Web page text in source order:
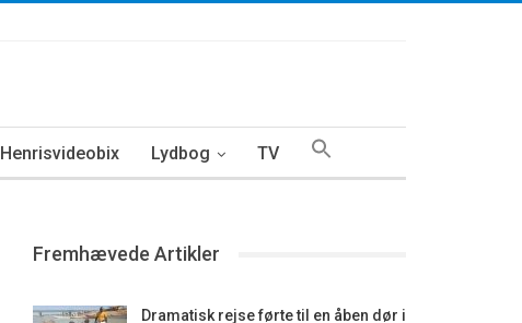
Lydbog TV
Fremhævede Artikler
Dramatisk rejse førte til en åben dør i